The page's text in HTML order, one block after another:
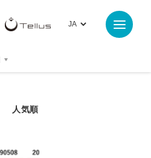
人気順